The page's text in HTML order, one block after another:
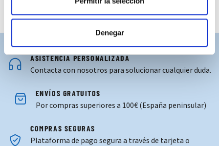
Denegar
ASISTENCIA PERSONALIZADA
Contacta con nosotros para solucionar cualquier duda.
ENVÍOS GRATUITOS
Por compras superiores a 100€ (España peninsular)
COMPRAS SEGURAS
Plataforma de pago segura a través de tarjeta o